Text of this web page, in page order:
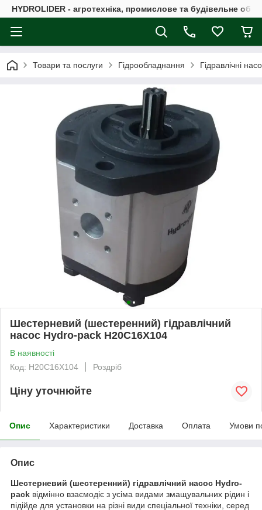
HYDROLIDER - агротехніка, промислове та будівельне
Товари та послуги Гідрообладнання Гідравлічні
Шестерневий (шестеренний) гідравлічний
насос Hydro-pack H20C16X104
В наявності
Код: H20C16X104
Роздріб
Ціну уточнюйте
Опис Характеристики Доставка Оплата Умови
Опис
Шестерневий (шестеренний) гідравлічний насос Hydro-
pack відмінно взаємодіє з усіма видами змащувальних рідин і
підійде для установки на різні види спеціальної техніки, серед